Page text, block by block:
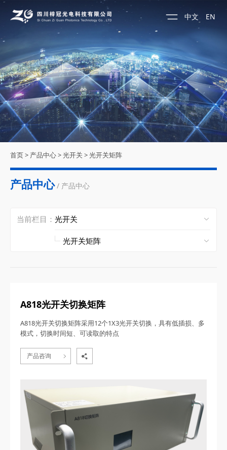
中文 EN
首页> 产品中心>光开关 >光开关矩阵
产品中心 / 产品中心
当前栏目：
A818光开关切换矩阵
A818光开关切换矩阵采用12个1X3光开关切换，具有低插损、多
模式，切换时间短、可读取的特点
产品咨询